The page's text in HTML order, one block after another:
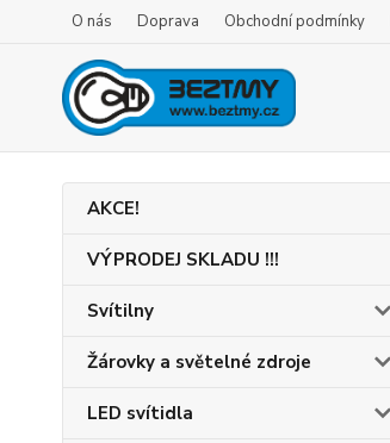
O nás Doprava Obchodní podmínky
AKCE!
VÝPRODEJ SKLADU !!!
Svítilny
Žárovky a světelné zdroje
LED svítidla